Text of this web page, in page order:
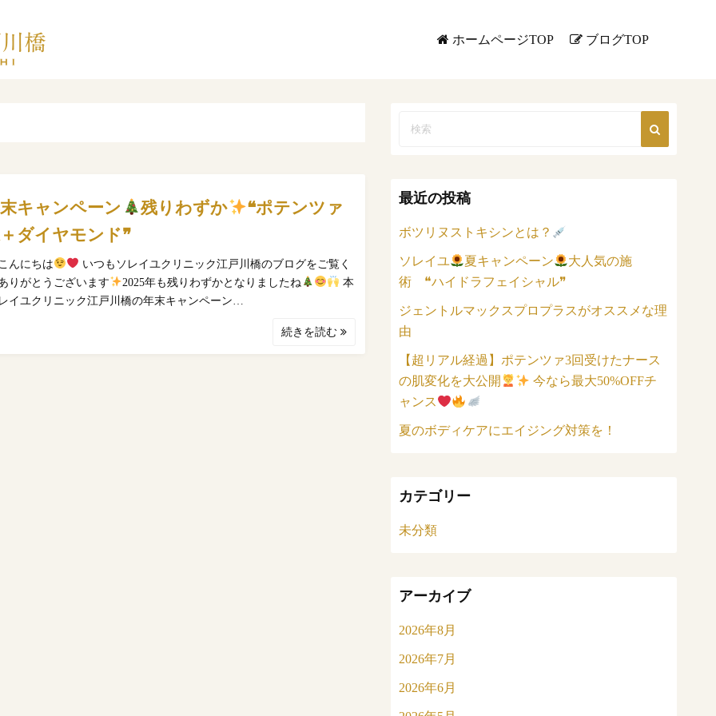
ホームページTOP ブログTOP
キャンペーン 残りわずか
❝ポテンツァ
ダイヤモンド❞
んにちは
いつもソレイユクリニック江戸川橋のブログをご覧く
りがとうございます
2025年も残りわずかとなりましたね
本
イユクリニック江戸川橋の年末キャンペーン…
続きを読む
最近の投稿
ボツリヌストキシンとは？
ソレイユ 夏キャンペーン
大人気の施
術 ❝ハイドラフェイシャル❞
ジェントルマックスプロプラスがオススメな理
由
【超リアル経過】ポテンツァ3回受けたナース
の肌変化を大公開
今なら最大50%OFFチ
ャンス
夏のボディケアにエイジング対策を！
カテゴリー
未分類
アーカイブ
2026年8月
2026年7月
2026年6月